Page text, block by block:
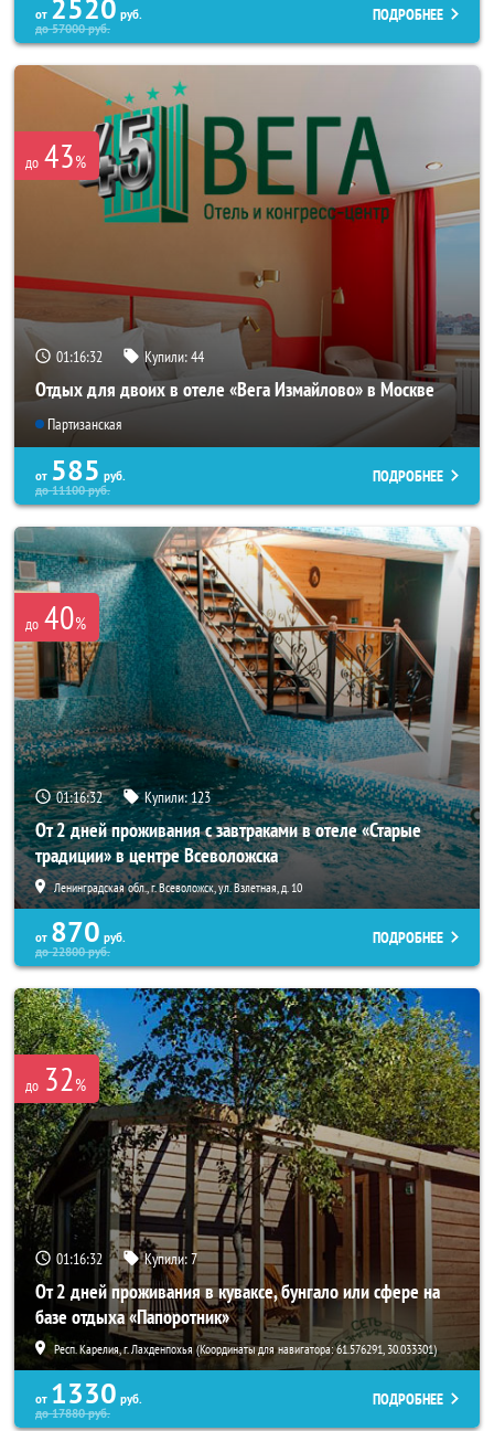
от 2520 руб.
до57000руб.
ПОДРОБНЕЕ
до 43%
01:16:30 Купили:44
Отдых для двоих в отеле «Вега Измайлово» в Москве
Партизанская
от 585 руб.
до11100руб.
ПОДРОБНЕЕ
до 40%
01:16:30 Купили:123
От 2 дней проживания с завтраками в отеле «Старые
традиции» в центре Всеволожска
Ленинградская обл., г. Всеволожск, ул. Взлетная, д. 10
от 870 руб.
до22800руб.
ПОДРОБНЕЕ
до 32%
01:16:30 Купили:7
От 2 дней проживания в куваксе, бунгало или сфере на
базе отдыха «Папоротник»
Респ. Карелия, г. Лахденпохья (Координаты для навигатора: 61.576291, 30.033301)
от 1330 руб.
до17880руб.
ПОДРОБНЕЕ